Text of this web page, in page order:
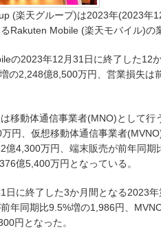
(楽天グループ)は2023年(2023年
Rakuten Mobile (楽天モバイル)の
の2023年12月31日に終了した12
の2,248億8,500万円、営業損失
移動体通信事業者(MNO)として
円、仮想移動体通信事業者
億4,300万円、端末販売が前年同
億5,400万円となっている。
日に終了した3か月間となる2023
年同期比9.5%増の1,986円、
円となった。